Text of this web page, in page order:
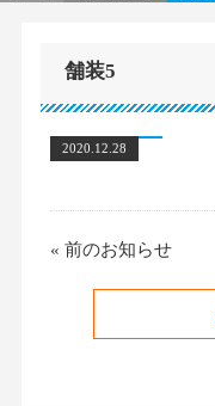
舗装5
2020.12.28
« 前のお知らせ